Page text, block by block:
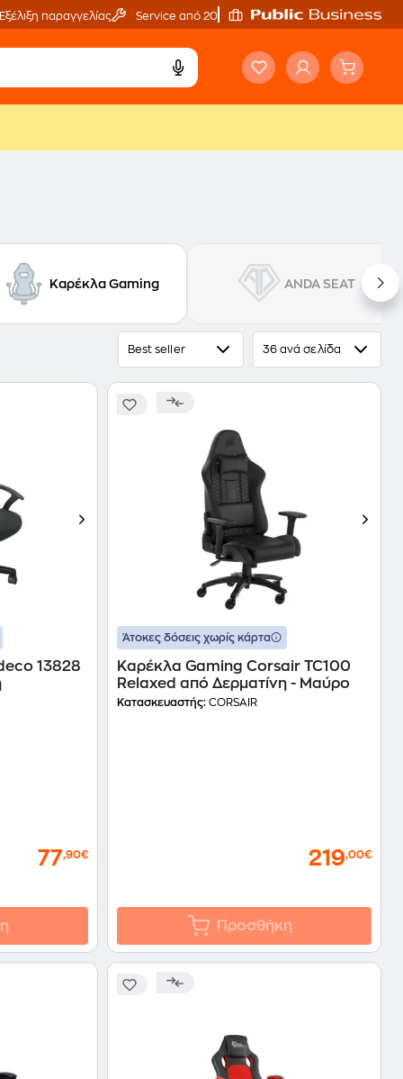
Εξέλιξη παραγγελίας Service από 20'
Καρέκλα Gaming ANDA SEAT
Best seller 36 ανά σελίδα
13828
77,90€
Άτοκες δόσεις χωρίς κάρτα
Καρέκλα Gaming Corsair TC100
Relaxed από Δερματίνη - Μαύρο
Κατασκευαστής:CORSAIR
219,00€
Προσθήκη